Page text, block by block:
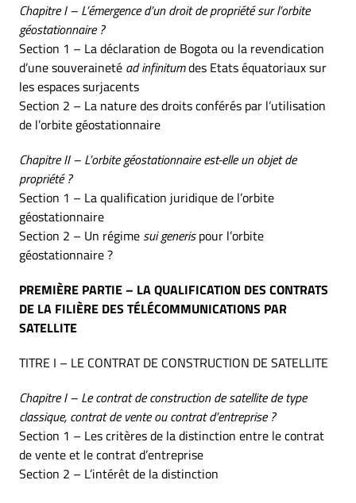
Chapitre I – L’émergence d’un droit de propriété sur l’orbite
géostationnaire ?
Section 1 – La déclaration de Bogota ou la revendication
d’une souveraineté ad infinitumdes Etats équatoriaux sur
les espaces surjacents
Section 2 – La nature des droits conférés par l’utilisation
de l’orbite géostationnaire
Chapitre II – L’orbite géostationnaire est-elle un objet de
propriété ?
Section 1 – La qualification juridique de l’orbite
géostationnaire
Section 2 – Un régime sui generispour l’orbite
géostationnaire ?
PREMIÈRE PARTIE – LA QUALIFICATION DES CONTRATS
DE LA FILIÈRE DES TÉLÉCOMMUNICATIONS PAR
SATELLITE
TITRE I – LE CONTRAT DE CONSTRUCTION DE SATELLITE
Chapitre I – Le contrat de construction de satellite de type
classique, contrat de vente ou contrat d’entreprise ?
Section 1 – Les critères de la distinction entre le contrat
de vente et le contrat d’entreprise
Section 2 – L’intérêt de la distinction